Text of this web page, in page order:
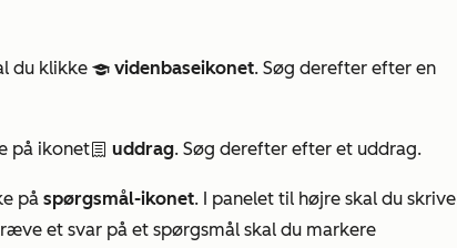
du klikke cap videnbaseikonet. Søg derefter efter en
på ikonet textSnippets uddrag. Søg derefter efter et uddrag.
på spørgsmål-ikonet. I panelet til højre skal du skrive
et svar på et spørgsmål skal du markere